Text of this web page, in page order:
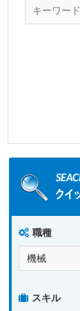
職種
スキル